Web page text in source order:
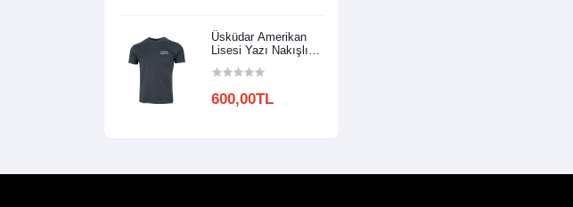
Üsküdar Amerikan
Lisesi Yazı Nakışlı
600,00TL